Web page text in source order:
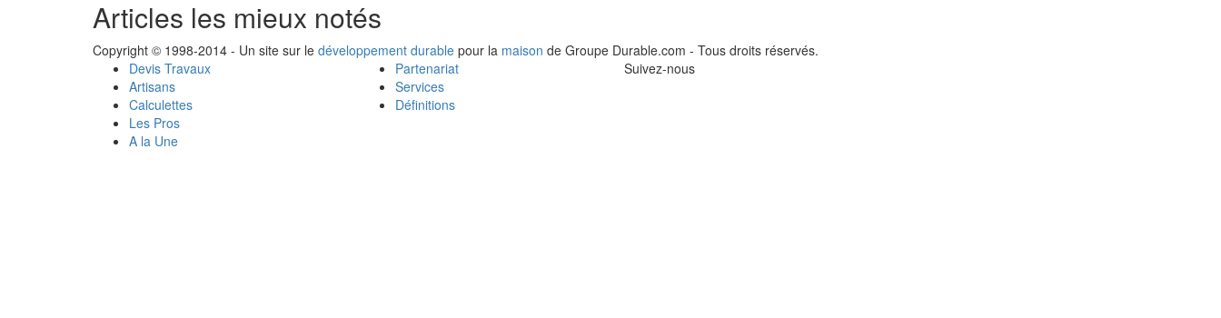
Articles les mieux notés
Copyright © 1998-2014 - Un site sur le développement durable pour la maison de Groupe Durable.com - Tous droits réservés.
Devis Travaux
Artisans
Calculettes
Les Pros
A la Une
Partenariat
Services
Définitions
Suivez-nous